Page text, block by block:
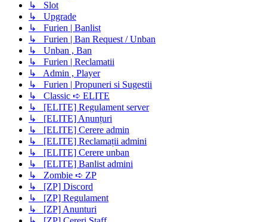
↳ Slot
↳ Upgrade
↳ Furien | Banlist
↳ Furien | Ban Request / Unban
↳ Unban , Ban
↳ Furien | Reclamatii
↳ Admin , Player
↳ Furien | Propuneri si Sugestii
↳ Classic ➪ ELITE
↳ [ELITE] Regulament server
↳ [ELITE] Anunțuri
↳ [ELITE] Cerere admin
↳ [ELITE] Reclamații admini
↳ [ELITE] Cerere unban
↳ [ELITE] Banlist admini
↳ Zombie ➪ ZP
↳ [ZP] Discord
↳ [ZP] Regulament
↳ [ZP] Anunturi